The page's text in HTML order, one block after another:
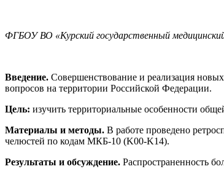
ФГБОУ ВО «Курский государственный
Введение. Совершенствование и реализация
вопросов на территории Российской Федерации.
Цель: изучить территориальные особенности
Материалы и методы. В работе проведено
челюстей по кодам МКБ-10 (K00-K14).
Результаты и обсуждение. Распространенность